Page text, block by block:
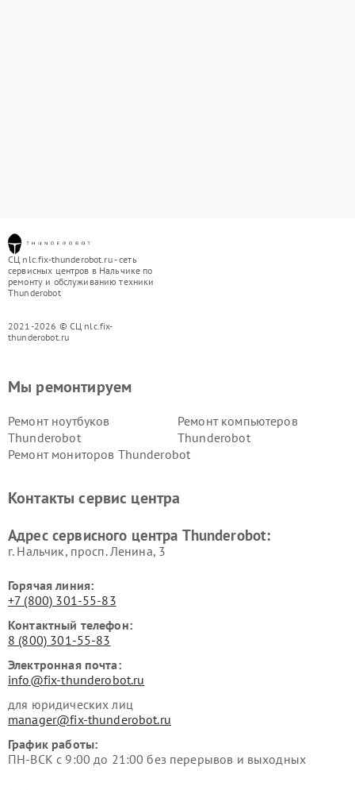
СЦ nlc.fix-thunderobot.ru - сеть
сервисных центров в Нальчике по
ремонту и обслуживанию техники
Thunderobot
2021-2026 © СЦ nlc.fix-
thunderobot.ru
Мы ремонтируем
Ремонт ноутбуков
Thunderobot
Ремонт компьютеров
Thunderobot
Ремонт мониторов Thunderobot
Контакты сервис центра
Адрес сервисного центра Thunderobot:
г. Нальчик, просп. Ленина, 3
Горячая линия:
+7 (800) 301-55-83
Контактный телефон:
8 (800) 301-55-83
Электронная почта:
info@fix-thunderobot.ru
для юридических лиц
manager@fix-thunderobot.ru
График работы:
ПН-ВСК с 9:00 до 21:00 без перерывов и выходных